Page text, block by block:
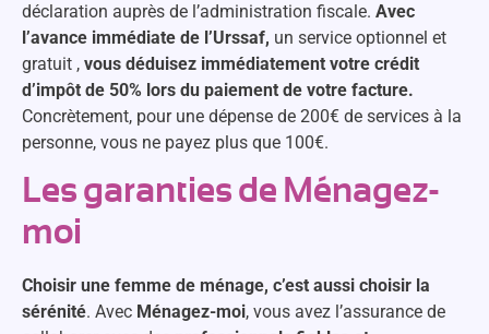
déclaration auprès de l’administration fiscale. Avec
l’avance immédiate de l’Urssaf, un service optionnel et
gratuit , vous déduisez immédiatement votre crédit
d’impôt de 50% lors du paiement de votre facture.
Concrètement, pour une dépense de 200€ de services à la
personne, vous ne payez plus que 100€.
Les garanties de Ménagez-
moi
Choisir une femme de ménage, c’est aussi choisir la
sérénité. Avec Ménagez-moi, vous avez l’assurance de